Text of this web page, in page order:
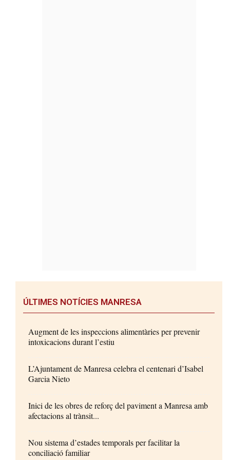
ÚLTIMES NOTÍCIES MANRESA
Augment de les inspeccions alimentàries per prevenir
intoxicacions durant l’estiu
L’Ajuntament de Manresa celebra el centenari d’Isabel
Garcia Nieto
Inici de les obres de reforç del paviment a Manresa amb
afectacions al trànsit...
Nou sistema d’estades temporals per facilitar la
conciliació familiar